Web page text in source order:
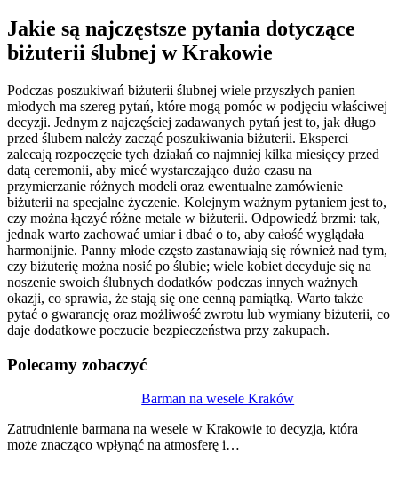
Jakie są najczęstsze pytania dotyczące
biżuterii ślubnej w Krakowie
Podczas poszukiwań biżuterii ślubnej wiele przyszłych panien
młodych ma szereg pytań, które mogą pomóc w podjęciu właściwej
decyzji. Jednym z najczęściej zadawanych pytań jest to, jak długo
przed ślubem należy zacząć poszukiwania biżuterii. Eksperci
zalecają rozpoczęcie tych działań co najmniej kilka miesięcy przed
datą ceremonii, aby mieć wystarczająco dużo czasu na
przymierzanie różnych modeli oraz ewentualne zamówienie
biżuterii na specjalne życzenie. Kolejnym ważnym pytaniem jest to,
czy można łączyć różne metale w biżuterii. Odpowiedź brzmi: tak,
jednak warto zachować umiar i dbać o to, aby całość wyglądała
harmonijnie. Panny młode często zastanawiają się również nad tym,
czy biżuterię można nosić po ślubie; wiele kobiet decyduje się na
noszenie swoich ślubnych dodatków podczas innych ważnych
okazji, co sprawia, że stają się one cenną pamiątką. Warto także
pytać o gwarancję oraz możliwość zwrotu lub wymiany biżuterii, co
daje dodatkowe poczucie bezpieczeństwa przy zakupach.
Polecamy zobaczyć
Barman na wesele Kraków
Zatrudnienie barmana na wesele w Krakowie to decyzja, która
może znacząco wpłynąć na atmosferę i…
wpisu